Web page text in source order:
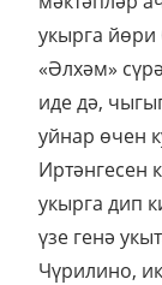
укырга
«Әлхәм»
иде дә,
уйнар өчен
Иртәнгесен
укырга дип
үзе генә
Чүрилино,